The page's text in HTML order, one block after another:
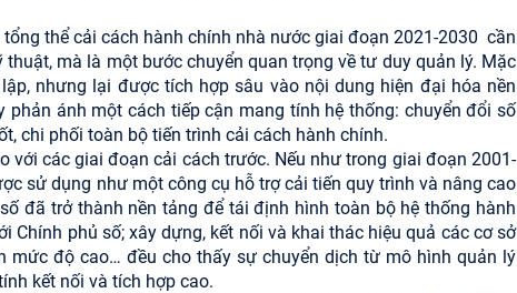
thể cải cách hành chính nhà nước giai đoạn 2021-2030 cần
mà là một bước chuyển quan trọng về tư duy quản lý. Mặc
nhưng lại được tích hợp sâu vào nội dung hiện đại hóa nền
ánh một cách tiếp cận mang tính hệ thống: chuyển đổi số
chi phối toàn bộ tiến trình cải cách hành chính.
các giai đoạn cải cách trước. Nếu như trong giai đoạn 2001-
sử dụng như một công cụ hỗ trợ cải tiến quy trình và nâng cao
đã trở thành nền tảng để tái định hình toàn bộ hệ thống hành
phủ số; xây dựng, kết nối và khai thác hiệu quả các cơ sở
độ cao… đều cho thấy sự chuyển dịch từ mô hình quản lý
kết nối và tích hợp cao.